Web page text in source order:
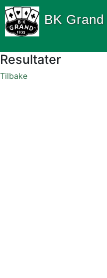
BK Grand
Resultater
Tilbake